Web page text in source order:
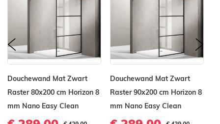
Douchewand Mat Zwart
Raster 80x200 cm Horizon 8
mm Nano Easy Clean
Douchewand Mat Zwart
Raster 90x200 cm Horizon 8
mm Nano Easy Clean